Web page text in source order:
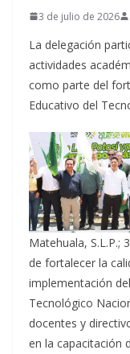
3 de julio de 2026
La delegación
actividades
como parte del
Educativo del
Matehuala, S.L.P.;
de fortalecer la
implementación
Tecnológico
docentes y
en la capacitación